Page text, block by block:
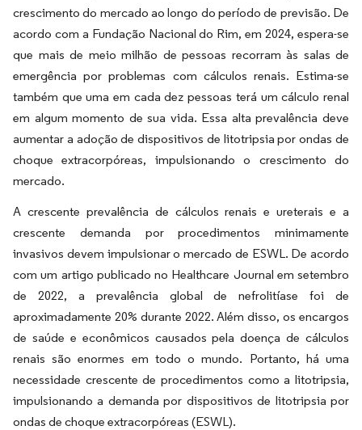
crescimento do mercado ao longo do período de previsão. De
acordo com a Fundação Nacional do Rim, em 2024, espera-se
que mais de meio milhão de pessoas recorram às salas de
emergência por problemas com cálculos renais. Estima-se
também que uma em cada dez pessoas terá um cálculo renal
em algum momento de sua vida. Essa alta prevalência deve
aumentar a adoção de dispositivos de litotripsia por ondas de
choque extracorpóreas, impulsionando o crescimento do
mercado.
A crescente prevalência de cálculos renais e ureterais e a
crescente demanda por procedimentos minimamente
invasivos devem impulsionar o mercado de ESWL. De acordo
com um artigo publicado no Healthcare Journal em setembro
de 2022, a prevalência global de nefrolitíase foi de
aproximadamente 20% durante 2022. Além disso, os encargos
de saúde e econômicos causados pela doença de cálculos
renais são enormes em todo o mundo. Portanto, há uma
necessidade crescente de procedimentos como a litotripsia,
impulsionando a demanda por dispositivos de litotripsia por
ondas de choque extracorpóreas (ESWL).